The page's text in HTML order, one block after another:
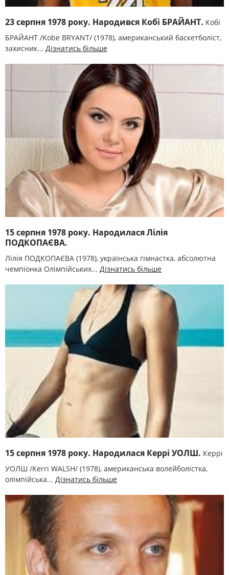
23 серпня 1978 року. Народився Кобі БРАЙАНТ. Кобі
БРАЙАНТ /Kobe BRYANT/ (1978), американський баскетболіст,
захисник... Дізнатись більше
15 серпня 1978 року. Народилася Лілія
ПОДКОПАЄВА.
Лілія ПОДКОПАЄВА (1978), українська гімнастка, абсолютна
чемпіонка Олімпійських... Дізнатись більше
15 серпня 1978 року. Народилася Керрі УОЛШ. Керрі
УОЛШ /Kerri WALSH/ (1978), американська волейболістка,
олімпійська... Дізнатись більше